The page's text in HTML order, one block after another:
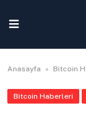
content
Anasayfa » Bitcoin
Bitcoin Haberleri